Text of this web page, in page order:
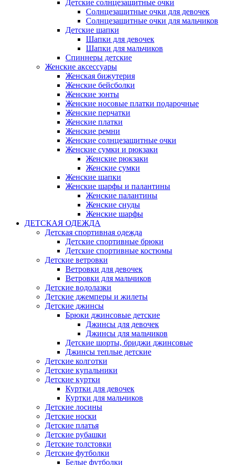
Детские солнцезащитные очки
Солнцезащитные очки для девочек
Солнцезащитные очки для мальчиков
Детские шапки
Шапки для девочек
Шапки для мальчиков
Спиннеры детские
Женские аксессуары
Женская бижутерия
Женские бейсболки
Женские зонты
Женские носовые платки подарочные
Женские перчатки
Женские платки
Женские ремни
Женские солнцезащитные очки
Женские сумки и рюкзаки
Женские рюкзаки
Женские сумки
Женские шапки
Женские шарфы и палантины
Женские палантины
Женские снуды
Женские шарфы
ДЕТСКАЯ ОДЕЖДА
Детская спортивная одежда
Детские спортивные брюки
Детские спортивные костюмы
Детские ветровки
Ветровки для девочек
Ветровки для мальчиков
Детские водолазки
Детские джемперы и жилеты
Детские джинсы
Брюки джинсовые детские
Джинсы для девочек
Джинсы для мальчиков
Детские шорты, бриджи джинсовые
Джинсы теплые детские
Детские колготки
Детские купальники
Детские куртки
Куртки для девочек
Куртки для мальчиков
Детские лосины
Детские носки
Детские платья
Детские рубашки
Детские толстовки
Детские футболки
Белые футболки